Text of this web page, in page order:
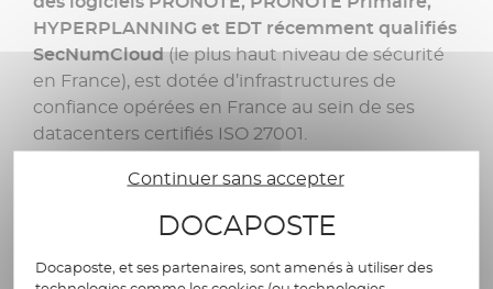
HYPERPLANNING et EDT récemment qualifiés
SecNumCloud(le plus haut niveau de sécurité
en France), est dotée d’infrastructures de
confiance opérées en France au sein de ses
datacenters certifiés ISO 27001.
Sur la base de PRONOTE déjà utilisé dans 90%
Docaposte propose d’aller plus loin pour
Continuer sans accepter
DOCAPOSTE
Docaposte, et ses partenaires, sont amenés à utiliser des